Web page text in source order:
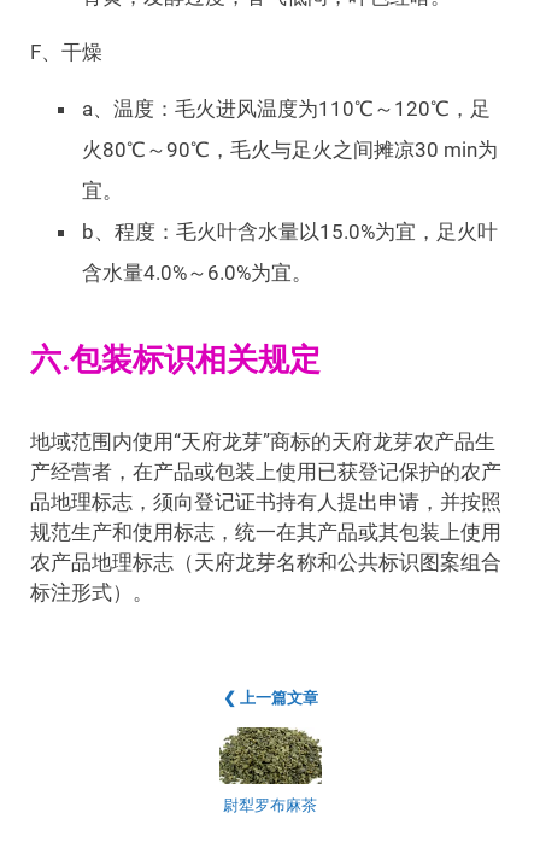
F、干燥
a、温度：毛火进风温度为110℃～120℃，足
火80℃～90℃，毛火与足火之间摊凉30 min为
宜。
b、程度：毛火叶含水量以15.0%为宜，足火叶
含水量4.0%～6.0%为宜。
六.包装标识相关规定
地域范围内使用“天府龙芽”商标的天府龙芽农产品生
产经营者，在产品或包装上使用已获登记保护的农产
品地理标志，须向登记证书持有人提出申请，并按照
规范生产和使用标志，统一在其产品或其包装上使用
农产品地理标志（天府龙芽名称和公共标识图案组合
标注形式）。
❮ 上一篇文章
尉犁罗布麻茶